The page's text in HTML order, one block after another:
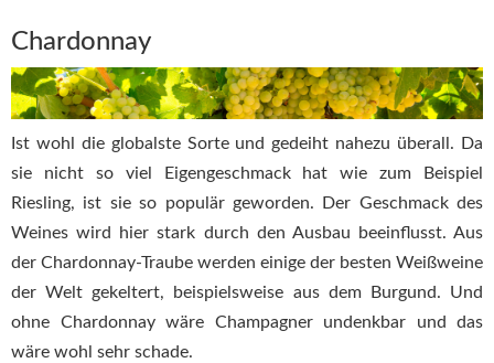
Chardonnay
Ist wohl die globalste Sorte und gedeiht nahezu überall. Da
sie nicht so viel Eigengeschmack hat wie zum Beispiel
Riesling, ist sie so populär geworden. Der Geschmack des
Weines wird hier stark durch den Ausbau beeinflusst. Aus
der Chardonnay-Traube werden einige der besten Weißweine
der Welt gekeltert, beispielsweise aus dem Burgund. Und
ohne Chardonnay wäre Champagner undenkbar und das
wäre wohl sehr schade.